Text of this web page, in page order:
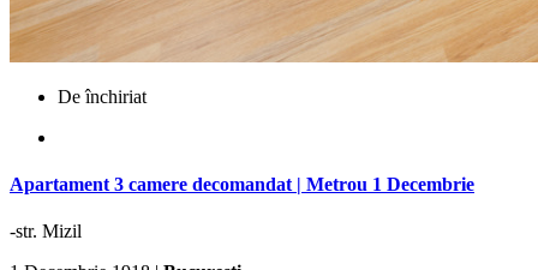
De închiriat
Apartament 3 camere decomandat | Metrou 1 Decembrie
-str. Mizil